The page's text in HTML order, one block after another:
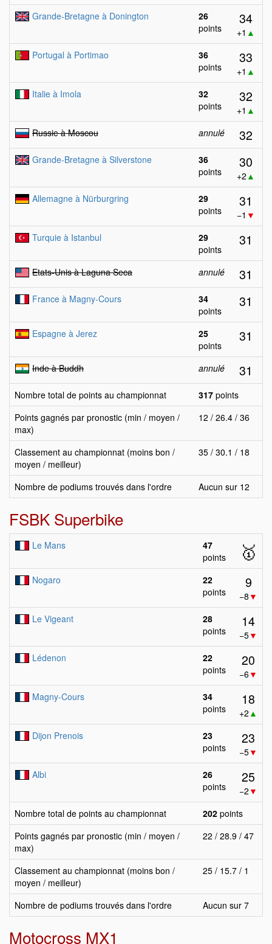
Grande-Bretagne à Donington
26
points
34
+1 ▲
Portugal à Portimao
36
points
33
+1 ▲
Italie à Imola
32
points
32
+1 ▲
Russie à Moscou
annulé 32
Grande-Bretagne à Silverstone
36
points
30
+2 ▲
Allemagne à Nürburgring
29
points
31
−1 ▼
Turquie à Istanbul
29
points
31
Etats-Unis à Laguna Seca annulé 31
France à Magny-Cours
34
points
31
Espagne à Jerez
25
points
31
Inde à Buddh annulé 31
Nombre total de points au championnat 317 points
Points gagnés par pronostic (min / moyen /
max)
12 / 26.4 / 36
Classement au championnat (moins bon /
moyen / meilleur)
35 / 30.1 / 18
Nombre de podiums trouvés dans l'ordre Aucun sur 12
FSBK Superbike
Le Mans
47
points
🥇
Nogaro
22
points
9
−8 ▼
Le Vigeant
28
points
14
−5▼
Lédenon
22
points
20
−6▼
Magny-Cours
34
points
18
+2 ▲
Dijon Prenois
23
points
23
−5▼
Albi
26
points
25
−2 ▼
Nombre total de points au championnat
202 points
Points gagnés par pronostic (min / moyen /
max)
22 / 28.9 / 47
Classement au championnat (moins bon /
moyen / meilleur)
25 / 15.7 / 1
Nombre de podiums trouvés dans l'ordre Aucun sur 7
Motocross MX1